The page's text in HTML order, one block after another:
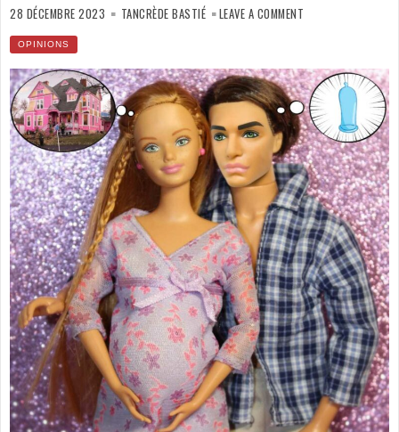
28 DÉCEMBRE 2023 TANCRÈDE BASTIÉ LEAVE A COMMENT
N°5
OPINIONS